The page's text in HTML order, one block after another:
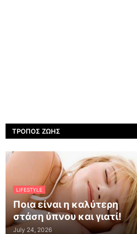
ΤΡΌΠΟΣ ΖΩΉΣ
LIFESTYLE
Ποια είναι η καλύτερη
στάση ύπνου και γιατί!
July 24, 2026